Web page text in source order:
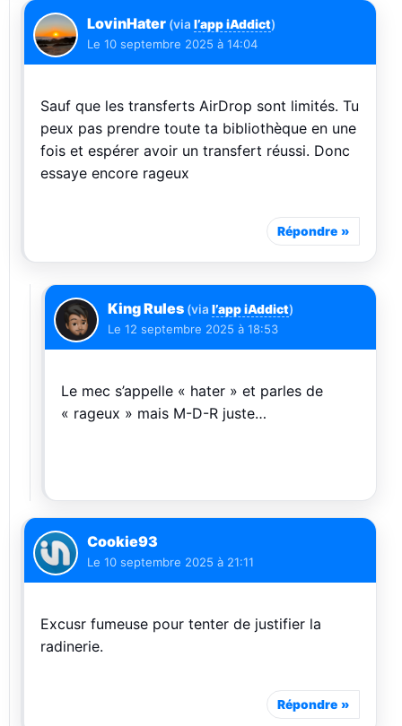
LovinHater (via l’app iAddict)
Le 10 septembre 2025 à 14:04
Sauf que les transferts AirDrop sont limités. Tu
peux pas prendre toute ta bibliothèque en une
fois et espérer avoir un transfert réussi. Donc
essaye encore rageux
Répondre
King Rules (via l’app iAddict)
Le 12 septembre 2025 à 18:53
Le mec s’appelle « hater » et parles de
« rageux » mais M-D-R juste…
Cookie93
Le 10 septembre 2025 à 21:11
Excusr fumeuse pour tenter de justifier la
radinerie.
Répondre